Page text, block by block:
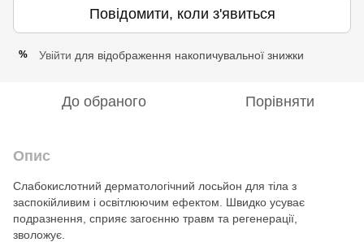
Повідомити, коли з'явиться
% Увійти для відображення накопичувальної знижки
До обраного Порівняти
Опис
Слабокислотний дерматологічний лосьйон для тіла з
заспокійливим і освітлюючим ефектом. Швидко усуває
подразнення, сприяє загоєнню травм та регенерації,
зволожує.